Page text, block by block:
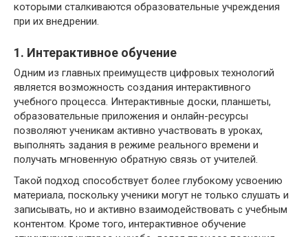
которыми сталкиваются образовательные учреждения
при их внедрении.
1. Интерактивное обучение
Одним из главных преимуществ цифровых технологий
является возможность создания интерактивного
учебного процесса. Интерактивные доски, планшеты,
образовательные приложения и онлайн-ресурсы
позволяют ученикам активно участвовать в уроках,
выполнять задания в режиме реального времени и
получать мгновенную обратную связь от учителей.
Такой подход способствует более глубокому усвоению
материала, поскольку ученики могут не только слушать и
записывать, но и активно взаимодействовать с учебным
контентом. Кроме того, интерактивное обучение